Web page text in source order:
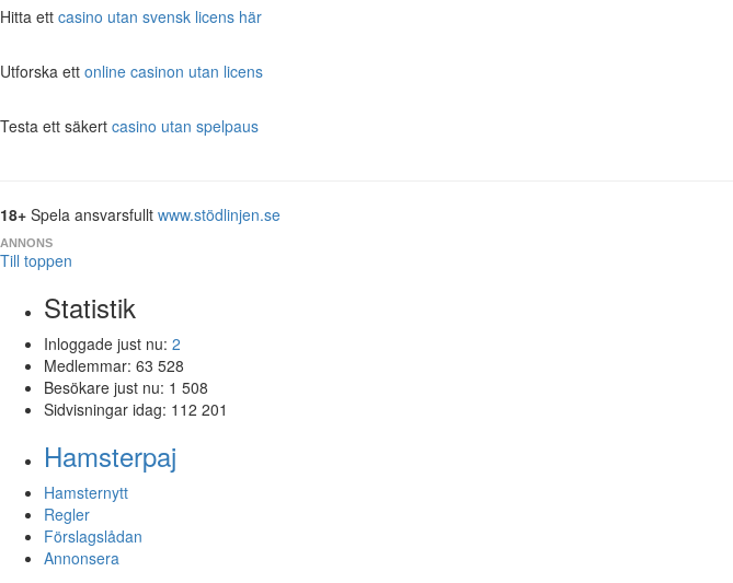
Hitta ett casino utan svensk licens här
Utforska ett online casinon utan licens
Testa ett säkert casino utan spelpaus
18+ Spela ansvarsfullt www.stödlinjen.se
ANNONS
Till toppen
Statistik
Inloggade just nu: 2
Medlemmar: 63 528
Besökare just nu: 1 508
Sidvisningar idag: 112 201
Hamsterpaj
Hamsternytt
Regler
Förslagslådan
Annonsera